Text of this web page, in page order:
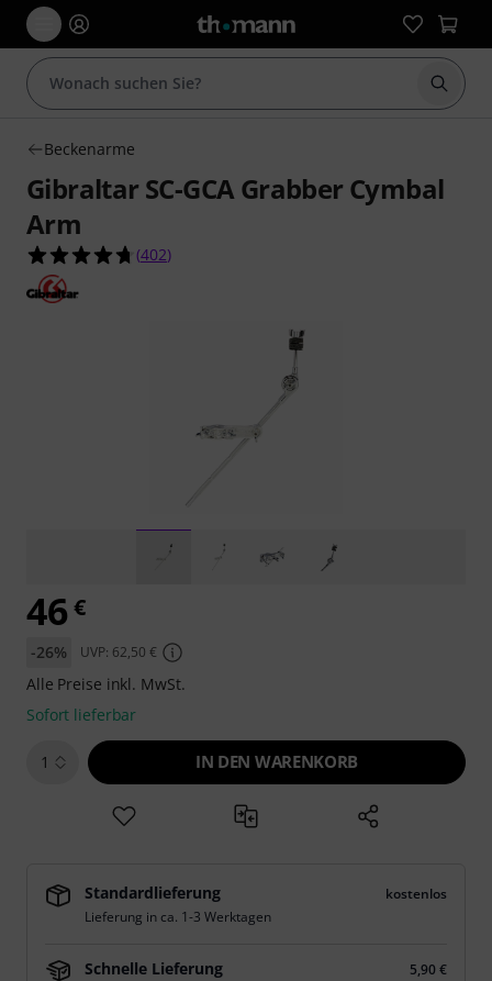
Suche
Beckenarme
Gibraltar SC-GCA Grabber Cymbal
Arm
4.7 von 5 Sternen aus 402 Kundenbewertungen
(402)
46 €
-26% UVP: 62,50 €
Alle Preise inkl. MwSt.
Sofort lieferbar
1 IN DEN WARENKORB
Standardlieferung
kostenlos
Lieferung in ca. 1-3 Werktagen
Schnelle Lieferung
5,90 €